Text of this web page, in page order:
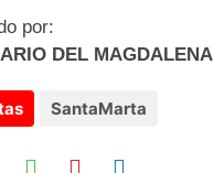
por:
DEL MAGDALENA
SantaMarta